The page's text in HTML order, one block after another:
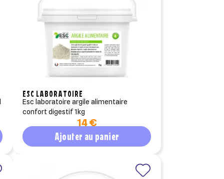
ESC LABORATOIRE
esc laboratoire argile alimentaire
confort digestif 1kg
14 €
Ajouter au panier